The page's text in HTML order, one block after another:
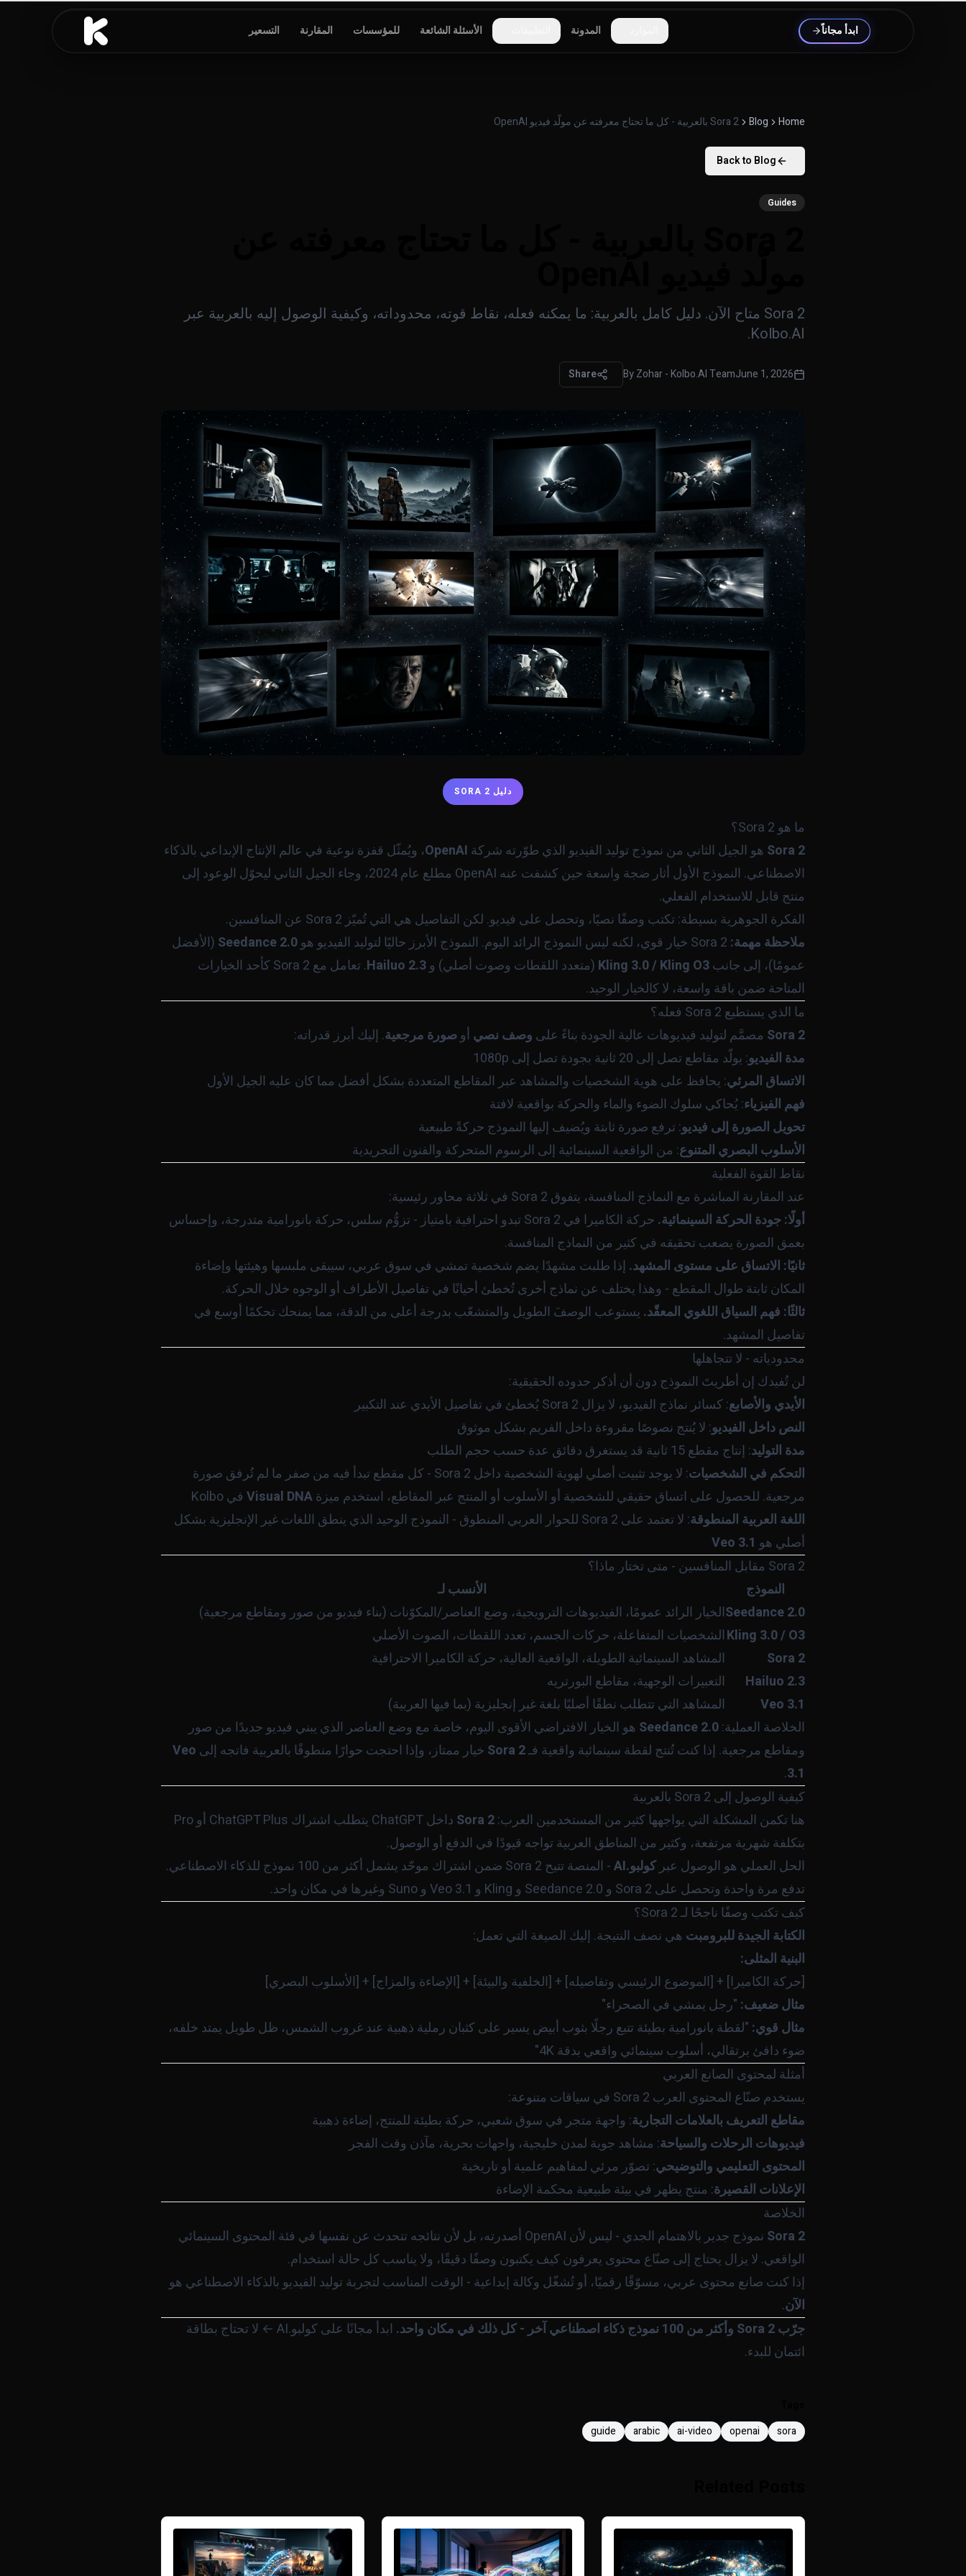
تخطَّ إلى المحتوى
التسعير المقارنة للمؤسسات الأسئلة الشائعة المدونة ابدأ مجاناً
Home
Blog Sora 2 بالعربية - كل ما تحتاج معرفته عن مولّد فيديو OpenAI
Back to Blog
Guides
Sora 2 متاح الآن. دليل كامل بالعربية: ما يمكنه فعله، نقاط قوته، محدوداته، وكيفية الوصول إليه بالعربية عبر
Kolbo.AI.
June 1, 2026
ByZohar - Kolbo.AI Team
Share
دليل SORA 2
ما هو Sora 2؟
Sora 2 هو الجيل الثاني من نموذج توليد الفيديو الذي طوّرته شركة OpenAI، ويُمثّل قفزة نوعية في عالم الإنتاج الإبداعي بالذكاء
الاصطناعي. النموذج الأول أثار ضجة واسعة حين كشفت عنه OpenAI مطلع عام 2024، وجاء الجيل الثاني ليحوّل الوعود إلى
منتج قابل للاستخدام الفعلي.
الفكرة الجوهرية بسيطة: تكتب وصفًا نصيًا، وتحصل على فيديو. لكن التفاصيل هي التي تُميّز Sora 2 عن المنافسين.
ملاحظة مهمة:
Seedance 2.0 (الأفضل
عمومًا)، إلى جانبKling 3.0 / Kling O3 (متعدد اللقطات وصوت أصلي) وHailuo 2.3
. تعامل مع Sora 2 كأحد الخيارات
المتاحة ضمن باقة واسعة، لا كالخيار الوحيد.
ما الذي يستطيع Sora 2 فعله؟
Sora 2 مصمَّم لتوليد فيديوهات عالية الجودة بناءً على وصف نصي أوصورة مرجعية. إليك أبرز قدراته:
مدة الفيديو: يولّد مقاطع تصل إلى 20 ثانية بجودة تصل إلى 1080p
الاتساق المرئي: يحافظ على هوية الشخصيات والمشاهد عبر المقاطع المتعددة بشكل أفضل مما كان عليه الجيل الأول
فهم الفيزياء: يُحاكي سلوك الضوء والماء والحركة بواقعية لافتة
تحويل الصورة إلى فيديو: ترفع صورة ثابتة ويُضيف إليها النموذج حركةً طبيعية
الأسلوب البصري المتنوع: من الواقعية السينمائية إلى الرسوم المتحركة والفنون التجريدية
نقاط القوة الفعلية
عند المقارنة المباشرة مع النماذج المنافسة، يتفوق Sora 2 في ثلاثة محاور رئيسية:
أولًا: جودة الحركة السينمائية.
حركة الكاميرا في Sora 2 تبدو احترافية بامتياز - تزوُّم سلس، حركة بانورامية متدرجة، وإحساس
بعمق الصورة يصعب تحقيقه في كثير من النماذج المنافسة.
ثانيًا: الاتساق على مستوى المشهد. إذا طلبت مشهدًا يضم شخصية تمشي في سوق عربي، سيبقى ملبسها وهيئتها وإضاءة
المكان ثابتة طوال المقطع - وهذا يختلف عن نماذج أخرى تُخطئ أحيانًا في تفاصيل الأطراف أو الوجوه خلال الحركة.
ثالثًا: فهم السياق اللغوي المعقّد. يستوعب الوصفَ الطويل والمتشعّب بدرجة أعلى من الدقة، مما يمنحك تحكمًا أوسع في
تفاصيل المشهد.
محدودياته - لا تتجاهلها
لن تُفيدك إن أطريتَ النموذج دون أن أذكر حدوده الحقيقية:
الأيدي والأصابع: كسائر نماذج الفيديو، لا يزال Sora 2 يُخطئ في تفاصيل الأيدي عند التكبير
النص داخل الفيديو: لا يُنتج نصوصًا مقروءة داخل الفريم بشكل موثوق
مدة التوليد: إنتاج مقطع 15 ثانية قد يستغرق دقائق عدة حسب حجم الطلب
التحكم في الشخصيات
: لا يوجد تثبيت أصلي لهوية الشخصية داخل Sora 2 - كل مقطع تبدأ فيه من صفر ما لم تُرفق صورة
مرجعية. للحصول على اتساق حقيقي للشخصية أو الأسلوب أو المنتج عبر المقاطع، استخدم ميزةVisual DNA في Kolbo
اللغة العربية المنطوقة
: لا تعتمد على Sora 2 للحوار العربي المنطوق - النموذج الوحيد الذي ينطق اللغات غير الإنجليزية بشكل
أصلي هو Veo 3.1
Sora 2 مقابل المنافسين - متى تختار ماذا؟
النموذج
الأنسب لـ
Seedance 2.0الخيار الرائد عمومًا، الفيديوهات الترويجية، وضع العناصر/المكوّنات (بناء فيديو من صور ومقاطع مرجعية)
Kling 3.0 / O3الشخصيات المتفاعلة، حركات الجسم، تعدد اللقطات، الصوت الأصلي
Sora 2
المشاهد السينمائية الطويلة، الواقعية العالية، حركة الكاميرا الاحترافية
Hailuo 2.3
التعبيرات الوجهية، مقاطع البورتريه
Veo 3.1
المشاهد التي تتطلب نطقًا أصليًا بلغة غير إنجليزية (بما فيها العربية)
الخلاصة العملية:Seedance 2.0 هو الخيار الافتراضي الأقوى اليوم، خاصة مع وضع العناصر الذي يبني فيديو جديدًا من صور
ومقاطع مرجعية. إذا كنت تُنتج لقطة سينمائية واقعية فـSora 2 خيار ممتاز، وإذا احتجت حوارًا منطوقًا بالعربية فاتجه إلى Veo
3.1
.
كيفية الوصول إلى Sora 2 بالعربية
هنا تكمن المشكلة التي يواجهها كثير من المستخدمين العرب:Sora 2
داخل ChatGPT يتطلب اشتراك ChatGPT Plus أو Pro
بتكلفة شهرية مرتفعة، وكثير من المناطق العربية تواجه قيودًا في الدفع أو الوصول.
الحل العملي هو الوصول عبر كولبو.AI
- المنصة تتيح Sora 2 ضمن اشتراك موحّد يشمل أكثر من 100 نموذج للذكاء الاصطناعي.
تدفع مرة واحدة وتحصل على Sora 2 و Seedance 2.0 و Kling و Veo 3.1 و Suno وغيرها في مكان واحد.
كيف تكتب وصفًا ناجحًا لـ Sora 2؟
الكتابة الجيدة للبرومبت هي نصف النتيجة. إليك الصيغة التي تعمل:
البنية المثلى:
[حركة الكاميرا] + [الموضوع الرئيسي وتفاصيله] + [الخلفية والبيئة] + [الإضاءة والمزاج] + [الأسلوب البصري]
مثال ضعيف: "رجل يمشي في الصحراء"
مثال قوي: "لقطة بانورامية بطيئة تتبع رجلًا بثوب أبيض يسير على كثبان رملية ذهبية عند غروب الشمس، ظل طويل يمتد خلفه،
ضوء دافئ برتقالي، أسلوب سينمائي واقعي بدقة 4K"
أمثلة لمحتوى الصانع العربي
يستخدم صنّاع المحتوى العرب Sora 2 في سياقات متنوعة:
مقاطع التعريف بالعلامات التجارية: واجهة متجر في سوق شعبي، حركة بطيئة للمنتج، إضاءة ذهبية
فيديوهات الرحلات والسياحة: مشاهد جوية لمدن خليجية، واجهات بحرية، مآذن وقت الفجر
المحتوى التعليمي والتوضيحي: تصوّر مرئي لمفاهيم علمية أو تاريخية
الإعلانات القصيرة: منتج يظهر في بيئة طبيعية محكمة الإضاءة
الخلاصة
Sora 2
نموذج جدير بالاهتمام الجدي - ليس لأن OpenAI أصدرته، بل لأن نتائجه تتحدث عن نفسها في فئة المحتوى السينمائي
الواقعي. لا يزال يحتاج إلى صنّاع محتوى يعرفون كيف يكتبون وصفًا دقيقًا، ولا يناسب كل حالة استخدام.
إذا كنت صانع محتوى عربي، مسوّقًا رقميًا، أو تُشغّل وكالة إبداعية - الوقت المناسب لتجربة توليد الفيديو بالذكاء الاصطناعي هو
الآن.
جرّب Sora 2 وأكثر من 100 نموذج ذكاء اصطناعي آخر - كل ذلك في مكان واحد.
ابدأ مجانًا علىكولبو.AI
← لا تحتاج بطاقة
ائتمان للبدء.
sora
openai
ai-video
arabic
guide